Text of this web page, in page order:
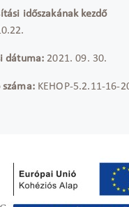
időszakának kezdő
dátuma: 2021. 09. 30.
száma:KEHOP-5.2.11-16-